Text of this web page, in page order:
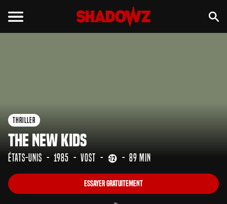
Thriller
The New Kids
États-Unis 1985 VOST 89 min
Essayer gratuitement